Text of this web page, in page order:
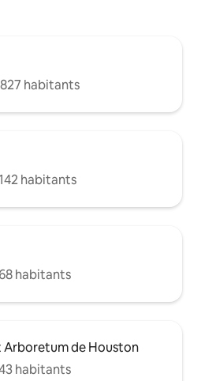
habitants
habitants
habitants
Arboretum de Houston
habitants